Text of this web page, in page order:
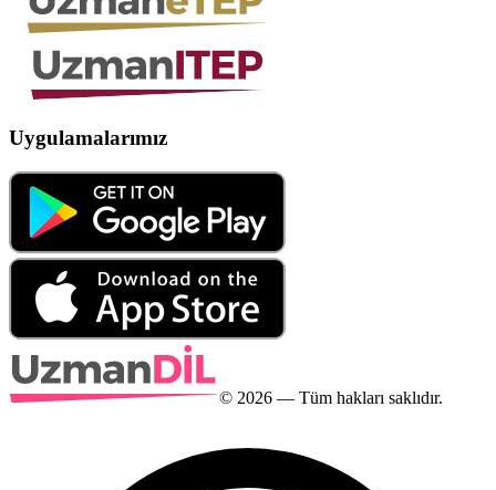
Uygulamalarımız
© 2026 — Tüm hakları saklıdır.